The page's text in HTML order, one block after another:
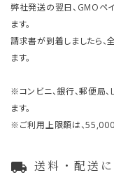
弊社発送の翌日、GMOペ
ます。
請求書が到着しましたら
ます。
※コンビニ、銀行、郵便局
ます。
※ご利用上限額は、55,000
local_shipping 送料・配送